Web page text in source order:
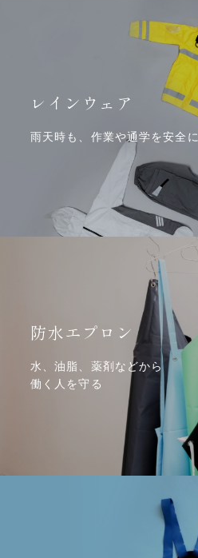
レインウェア
雨天時も、作業や通学を安全に
防水エプロン
水、油脂、薬剤などから
働く人を守る